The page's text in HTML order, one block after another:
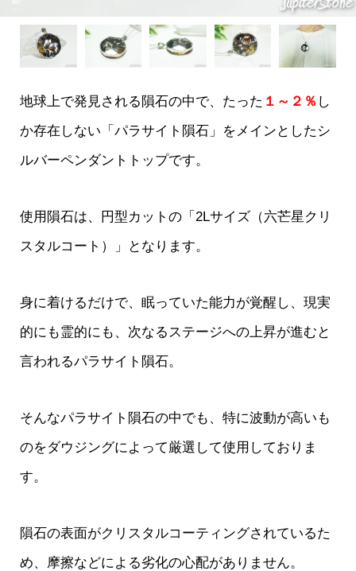
地球上で発見される隕石の中で、たった １～２％ し
か存在しない「パラサイト隕石」をメインとしたシ
ルバーペンダントトップです。
使用隕石は、円型カットの「2Lサイズ（六芒星クリ
スタルコート）」となります。
身に着けるだけで、眠っていた能力が覚醒し、現実
的にも霊的にも、次なるステージへの上昇が進むと
言われるパラサイト隕石。
そんなパラサイト隕石の中でも、特に波動が高いも
のをダウジングによって厳選して使用しておりま
す。
隕石の表面がクリスタルコーティングされているた
め、摩擦などによる劣化の心配がありません。